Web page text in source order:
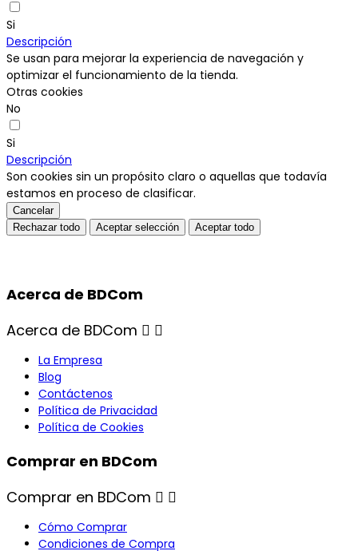
Si
Descripción
Se usan para mejorar la experiencia de navegación y
optimizar el funcionamiento de la tienda.
Otras cookies
No
Si
Descripción
Son cookies sin un propósito claro o aquellas que todavía
estamos en proceso de clasificar.
Cancelar
Rechazar todo
Aceptar selección Aceptar todo
Acerca de BDCom
Acerca de BDCom  
La Empresa
Blog
Contáctenos
Política de Privacidad
Política de Cookies
Comprar en BDCom
Comprar en BDCom  
Cómo Comprar
Condiciones de Compra